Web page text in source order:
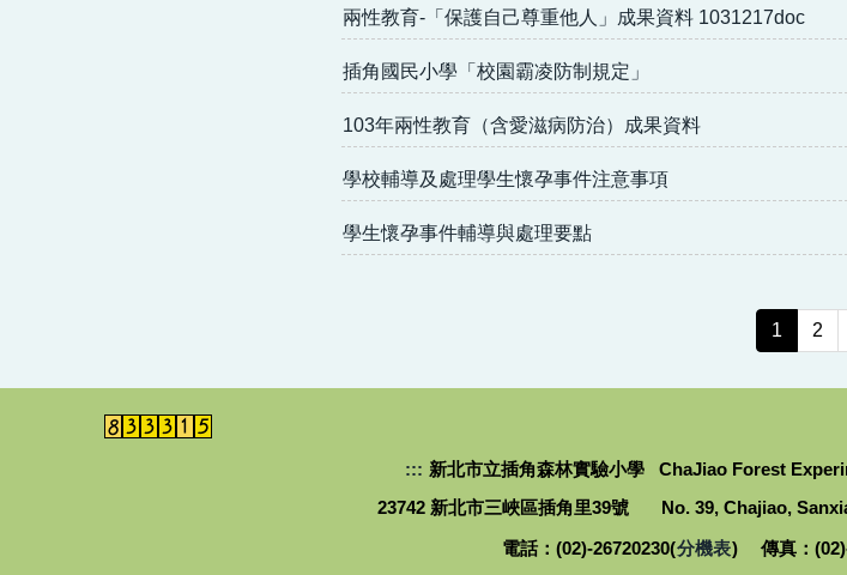
兩性教育-「保護自己尊重他人」成果資料 1031217doc
插角國民小學「校園霸凌防制規定」
103年兩性教育（含愛滋病防治）成果資料
學校輔導及處理學生懷孕事件注意事項
學生懷孕事件輔導與處理要點
1 2
::: 新北市立插角森林實驗小學 ChaJiao Forest
23742 新北市三峽區插角里39號 No. 39, Chajiao,
電話：(02)-26720230(分機表) 傳真：